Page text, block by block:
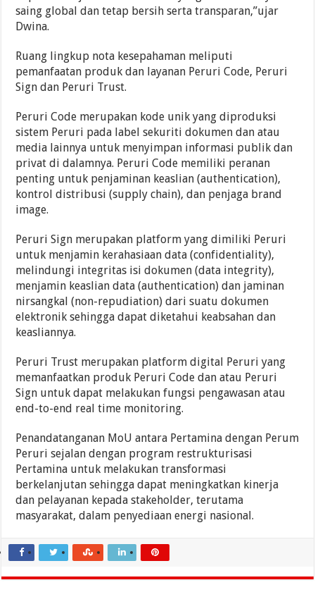
saing global dan tetap bersih serta transparan,”ujar
Dwina.
Ruang lingkup nota kesepahaman meliputi
pemanfaatan produk dan layanan Peruri Code, Peruri
Sign dan Peruri Trust.
Peruri Code merupakan kode unik yang diproduksi
sistem Peruri pada label sekuriti dokumen dan atau
media lainnya untuk menyimpan informasi publik dan
privat di dalamnya. Peruri Code memiliki peranan
penting untuk penjaminan keaslian (authentication),
kontrol distribusi (supply chain), dan penjaga brand
image.
Peruri Sign merupakan platform yang dimiliki Peruri
untuk menjamin kerahasiaan data (confidentiality),
melindungi integritas isi dokumen (data integrity),
menjamin keaslian data (authentication) dan jaminan
nirsangkal (non-repudiation) dari suatu dokumen
elektronik sehingga dapat diketahui keabsahan dan
keasliannya.
Peruri Trust merupakan platform digital Peruri yang
memanfaatkan produk Peruri Code dan atau Peruri
Sign untuk dapat melakukan fungsi pengawasan atau
end-to-end real time monitoring.
Penandatanganan MoU antara Pertamina dengan Perum
Peruri sejalan dengan program restrukturisasi
Pertamina untuk melakukan transformasi
berkelanjutan sehingga dapat meningkatkan kinerja
dan pelayanan kepada stakeholder, terutama
masyarakat, dalam penyediaan energi nasional.